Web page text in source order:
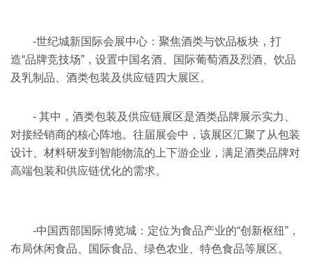
-世纪城新国际会展中心：聚焦酒类与饮品板块，打
造“品牌竞技场”，设置中国名酒、国际葡萄酒及烈酒、饮品
及乳制品、酒类包装及供应链四大展区。
- 其中，酒类包装及供应链展区是酒类品牌展示实力、
对接经销商的核心阵地。往届展会中，该展区汇聚了从包装
设计、材料研发到智能物流的上下游企业，满足酒类品牌对
高端包装和供应链优化的需求。
-中国西部国际博览城：定位为食品产业的“创新枢纽”，
布局休闲食品、国际食品、绿色农业、特色食品等展区。